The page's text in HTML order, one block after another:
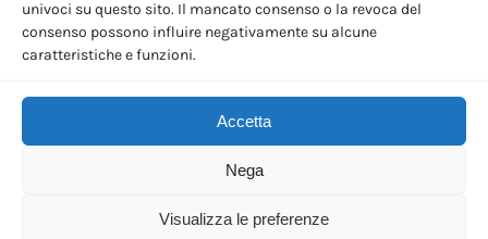
univoci su questo sito. Il mancato consenso o la revoca del
consenso possono influire negativamente su alcune
caratteristiche e funzioni.
Accetta
Nega
Visualizza le preferenze
© 2026 Andrea Guerra Consulting | VAT
FR84348286000023
Privacy Policy